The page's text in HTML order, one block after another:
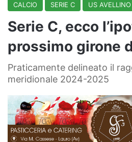
CALCIO SERIE C US AVELLINO
Serie C, ecco
prossimo girone
Praticamente delineato il
meridionale 2024-2025